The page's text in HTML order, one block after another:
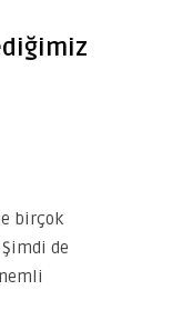
birçok
de